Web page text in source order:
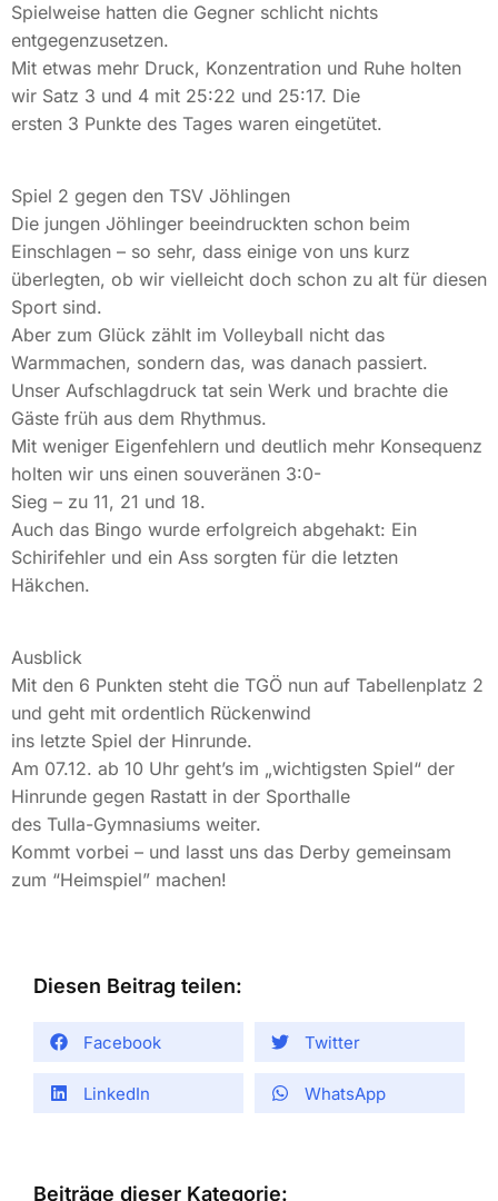
Spielweise hatten die Gegner schlicht nichts
entgegenzusetzen.
Mit etwas mehr Druck, Konzentration und Ruhe holten
wir Satz 3 und 4 mit 25:22 und 25:17. Die
ersten 3 Punkte des Tages waren eingetütet.
Spiel 2 gegen den TSV Jöhlingen
Die jungen Jöhlinger beeindruckten schon beim
Einschlagen – so sehr, dass einige von uns kurz
überlegten, ob wir vielleicht doch schon zu alt für diesen
Sport sind.
Aber zum Glück zählt im Volleyball nicht das
Warmmachen, sondern das, was danach passiert.
Unser Aufschlagdruck tat sein Werk und brachte die
Gäste früh aus dem Rhythmus.
Mit weniger Eigenfehlern und deutlich mehr Konsequenz
holten wir uns einen souveränen 3:0-
Sieg – zu 11, 21 und 18.
Auch das Bingo wurde erfolgreich abgehakt: Ein
Schirifehler und ein Ass sorgten für die letzten
Häkchen.
Ausblick
Mit den 6 Punkten steht die TGÖ nun auf Tabellenplatz 2
und geht mit ordentlich Rückenwind
ins letzte Spiel der Hinrunde.
Am 07.12. ab 10 Uhr geht’s im „wichtigsten Spiel“ der
Hinrunde gegen Rastatt in der Sporthalle
des Tulla-Gymnasiums weiter.
Kommt vorbei – und lasst uns das Derby gemeinsam
zum “Heimspiel” machen!
Diesen Beitrag teilen:
Facebook Twitter
LinkedIn WhatsApp
Beiträge dieser Kategorie: